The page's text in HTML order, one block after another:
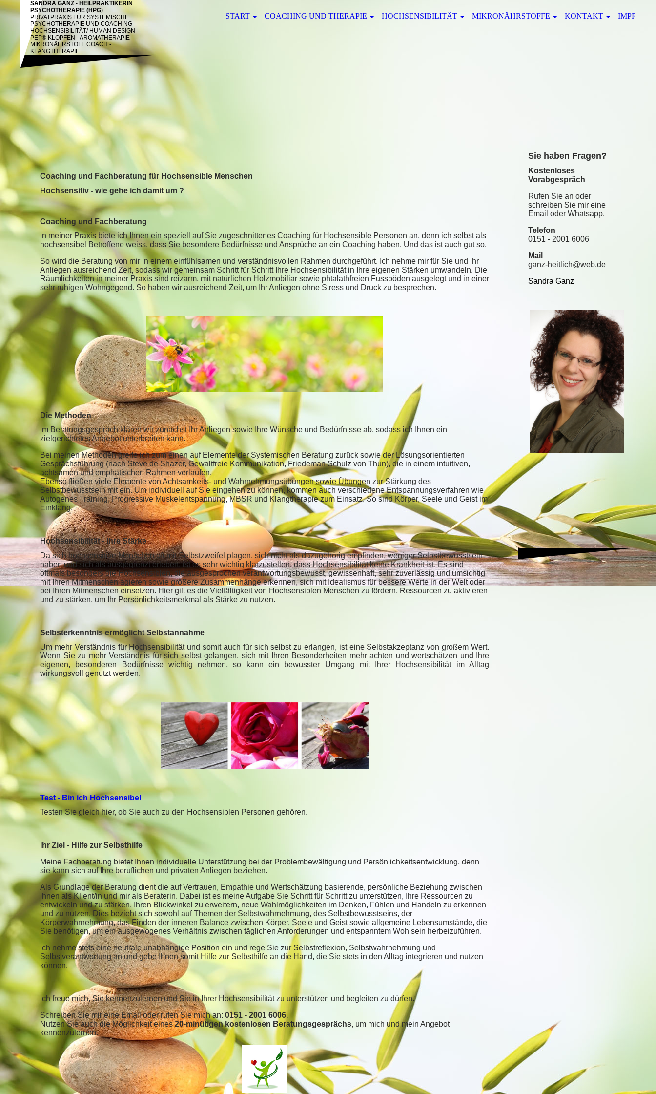
START COACHING UND THERAPIE HOCHSENSIBILITÄT MIKRONÄHRSTOFFE KONTAKT
SANDRA GANZ - HEILPRAKTIKERIN
PSYCHOTHERAPIE (HPG)
PRIVATPRAXIS FÜR SYSTEMISCHE
PSYCHOTHERAPIE UND COACHING
HOCHSENSIBILITÄT/ HUMAN DESIGN -
PEP® KLOPFEN - AROMATHERAPIE -
MIKRONÄHRSTOFF COACH -
KLANGTHERAPIE
Coaching und Fachberatung für Hochsensible Menschen
Hochsensitiv - wie gehe ich damit um ?
Coaching und Fachberatung
In meiner Praxis biete ich Ihnen ein speziell auf Sie zugeschnittenes Coaching für Hochsensible Personen an, denn ich selbst als
hochsensibel Betroffene weiss, dass Sie besondere Bedürfnisse und Ansprüche an ein Coaching haben. Und das ist auch gut so.
So wird die Beratung von mir in einem einfühlsamen und verständnisvollen Rahmen durchgeführt. Ich nehme mir für Sie und Ihr
Anliegen ausreichend Zeit, sodass wir gemeinsam Schritt für Schritt Ihre Hochsensibilität in Ihre eigenen Stärken umwandeln. Die
Räumlichkeiten in meiner Praxis sind reizarm, mit natürlichen Holzmobiliar sowie phtalathfreien Fussböden ausgelegt und in einer
sehr ruhigen Wohngegend. So haben wir ausreichend Zeit, um Ihr Anliegen ohne Stress und Druck zu besprechen.
Die Methoden
Im Beratungsgespräch klären wir zunächst Ihr Anliegen sowie Ihre Wünsche und Bedürfnisse ab, sodass ich Ihnen ein
zielgerichtetes Angebot unterbreiten kann.
Bei meinen Methoden greife ich zum einen auf Elemente der Systemischen Beratung zurück sowie der Lösungsorientierten
Gesprächsführung (nach Steve de Shazer, Gewaltfreie Kommunikation, Friedeman Schulz von Thun), die in einem intuitiven,
achtsamen und emphatischen Rahmen verlaufen.
Ebenso fließen viele Elemente von Achtsamkeits- und Wahrnehmungsübungen sowie Übungen zur Stärkung des
Selbstbewusstsein mit ein. Um individuell auf Sie eingehen zu können, kommen auch verschiedene Entspannungsverfahren wie
Autogenes Training, Progressive Muskelentspannung, MBSR und Klangtherapie zum Einsatz. So sind Körper, Seele und Geist im
Einklang.
Hochsensibilität - Ihre Stärke
Da sich hochsensitive Menschen oft mit Selbstzweifel plagen, sich nicht als dazugehörig empfinden, weniger Selbstbewusstsein
haben und sich als ausgegrenzt erleben, ist es sehr wichtig klarzustellen, dass Hochsensibilität keine Krankheit ist. Es sind
oftmals besonders die Hochsensiblen, die ausgesprochen verantwortungsbewusst, gewissenhaft, sehr zuverlässig und umsichtig
mit Ihren Mitmenschen agieren sowie größere Zusammenhänge erkennen, sich mit Idealismus für bessere Werte in der Welt oder
bei Ihren Mitmenschen einsetzen. Hier gilt es die Vielfältigkeit von Hochsensiblen Menschen zu fördern, Ressourcen zu aktivieren
und zu stärken, um Ihr Persönlichkeitsmerkmal als Stärke zu nutzen.
Selbsterkenntnis ermöglicht Selbstannahme
Um mehr Verständnis für Hochsensibilität und somit auch für sich selbst zu erlangen, ist eine Selbstakzeptanz von großem Wert.
Wenn Sie zu mehr Verständnis für sich selbst gelangen, sich mit Ihren Besonderheiten mehr achten und wertschätzen und Ihre
eigenen, besonderen Bedürfnisse wichtig nehmen, so kann ein bewusster Umgang mit Ihrer Hochsensibilität im Alltag
wirkungsvoll genutzt werden.
Test - Bin ich Hochsensibel
Testen Sie gleich hier, ob Sie auch zu den Hochsensiblen Personen gehören.
Ihr Ziel - Hilfe zur Selbsthilfe
Meine Fachberatung bietet Ihnen individuelle Unterstützung bei der Problembewältigung und Persönlichkeitsentwicklung, denn
sie kann sich auf Ihre beruflichen und privaten Anliegen beziehen.
Als Grundlage der Beratung dient die auf Vertrauen, Empathie und Wertschätzung basierende, persönliche Beziehung zwischen
Ihnen als Klient/in und mir als Beraterin. Dabei ist es meine Aufgabe Sie Schritt für Schritt zu unterstützen, Ihre Ressourcen zu
entwickeln und zu stärken, Ihren Blickwinkel zu erweitern, neue Wahlmöglichkeiten im Denken, Fühlen und Handeln zu erkennen
und zu nutzen. Dies bezieht sich sowohl auf Themen der Selbstwahrnehmung, des Selbstbewusstseins, der
Körperwahrnehmung, das Finden der inneren Balance zwischen Körper, Seele und Geist sowie allgemeine Lebensumstände, die
Sie benötigen, um ein ausgewogenes Verhältnis zwischen täglichen Anforderungen und entspanntem Wohlsein herbeizuführen.
Ich nehme stets eine neutrale unabhängige Position ein und rege Sie zur Selbstreflexion, Selbstwahrnehmung und
Selbstverantwortung an und gebe Ihnen somit Hilfe zur Selbsthilfe an die Hand, die Sie stets in den Alltag integrieren und nutzen
können.
Ich freue mich, Sie kennenzulernen und Sie in Ihrer Hochsensibilität zu unterstützen und begleiten zu dürfen.
Schreiben Sie mir eine Email oder rufen Sie mich an: 0151 - 2001 6006.
Nutzen Sie auch die Möglichkeit eines20-minütigen kostenlosen Beratungsgesprächs, um mich und mein Angebot
kennenzulernen.
Sie haben Fragen?
Kostenloses
Vorabgespräch
Rufen Sie an oder
schreiben Sie mir eine
Email oder Whatsapp.
Telefon
0151 - 2001 6006
Mail
ganz-heitlich@web.de
Sandra Ganz